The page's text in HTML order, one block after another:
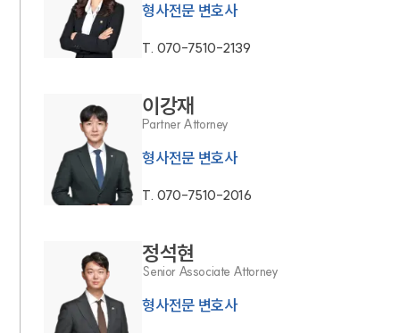
형사전문 변호사
T. 070-7510-2139
이강재
Partner Attorney
형사전문 변호사
T. 070-7510-2016
정석현
Senior Associate Attorney
형사전문 변호사